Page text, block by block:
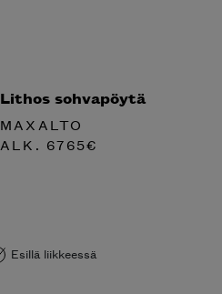
Lithos sohvapöytä
MAXALTO
ALK. 6765€
Esillä liikkeessä